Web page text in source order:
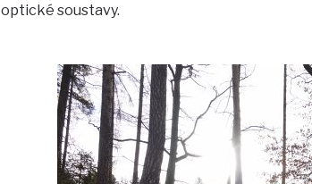
optické soustavy.